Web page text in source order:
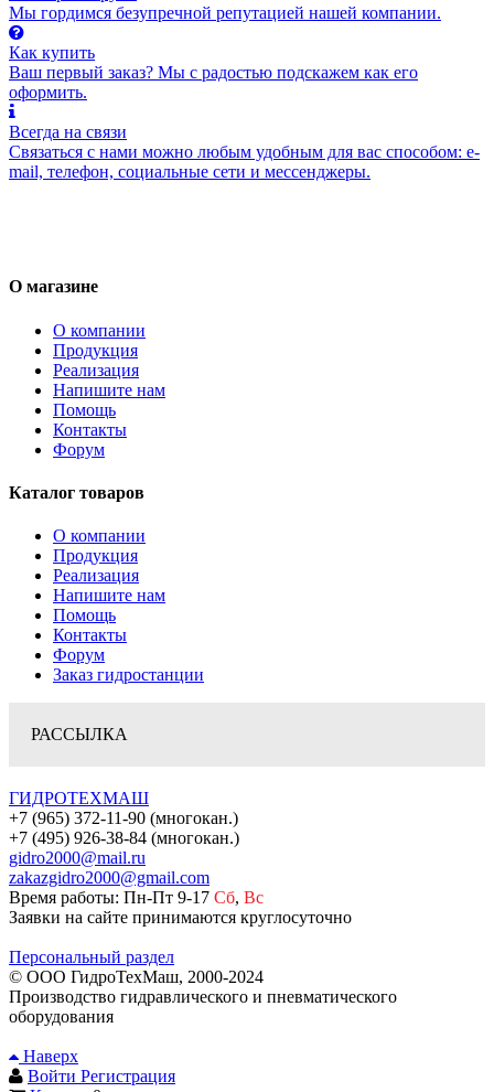
Мы гордимся безупречной репутацией нашей компании.
Как купить
Ваш первый заказ? Мы с радостью подскажем как его
оформить.
Всегда на связи
Связаться с нами можно любым удобным для вас способом: e-
mail, телефон, социальные сети и мессенджеры.
О магазине
О компании
Продукция
Реализация
Напишите нам
Помощь
Контакты
Форум
Каталог товаров
О компании
Продукция
Реализация
Напишите нам
Помощь
Контакты
Форум
Заказ гидростанции
РАССЫЛКА
ГИДРОТЕХМАШ
+7 (965) 372-11-90 (многокан.)
+7 (495) 926-38-84 (многокан.)
gidro2000@mail.ru
zakazgidro2000@gmail.com
Время работы: Пн-Пт 9-17 Сб, Вс
Заявки на сайте принимаются круглосуточно
Персональный раздел
© ООО ГидроТехМаш, 2000-2024
Производство гидравлического и пневматического
оборудования
Наверх
Войти Регистрация